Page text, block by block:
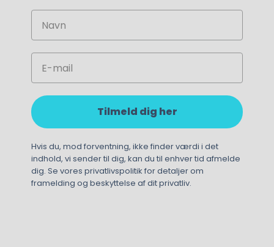
Tilmeld dig her
Hvis du, mod forventning, ikke finder værdi i det
indhold, vi sender til dig, kan du til enhver tid afmelde
dig. Se vores privatlivspolitik for detaljer om
framelding og beskyttelse af dit privatliv.